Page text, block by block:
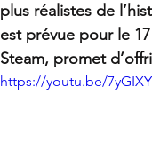
plus réalistes de
est prévue pour le
Steam, promet
https://youtu.be/